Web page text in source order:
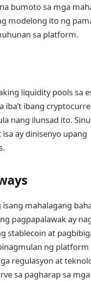
bumoto sa mga
modelong ito ng
sa platform.
liquidity pools sa
iba’t ibang
nang ilunsad ito.
ay dinisenyo upang
mahalagang
pagpapalawak ay
stablecoin at
ng platform
regulasyon at
sa pagharap sa